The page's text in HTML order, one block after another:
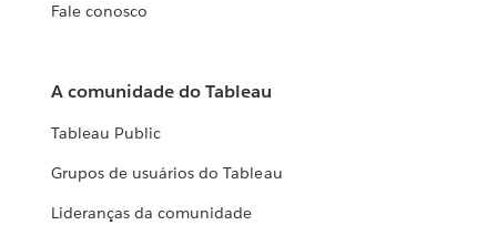
Fale conosco
A comunidade do Tableau
Tableau Public
Grupos de usuários do Tableau
Lideranças da comunidade